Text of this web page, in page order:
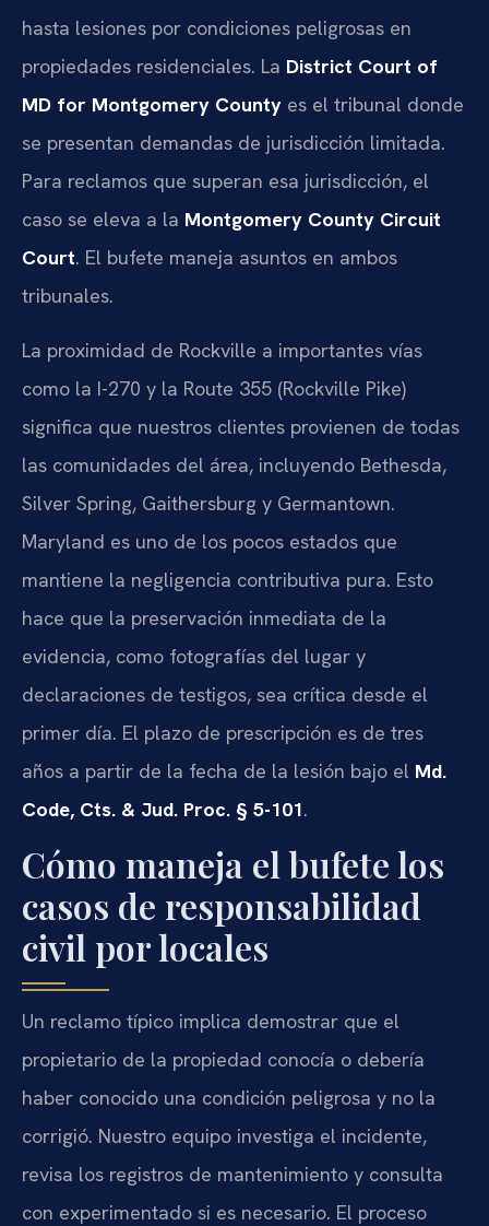
hasta lesiones por condiciones peligrosas en
propiedades residenciales. La District Court of
MD for Montgomery County es el tribunal donde
se presentan demandas de jurisdicción limitada.
Para reclamos que superan esa jurisdicción, el
caso se eleva a la Montgomery County Circuit
Court. El bufete maneja asuntos en ambos
tribunales.
La proximidad de Rockville a importantes vías
como la I-270 y la Route 355 (Rockville Pike)
significa que nuestros clientes provienen de todas
las comunidades del área, incluyendo Bethesda,
Silver Spring, Gaithersburg y Germantown.
Maryland es uno de los pocos estados que
mantiene la negligencia contributiva pura. Esto
hace que la preservación inmediata de la
evidencia, como fotografías del lugar y
declaraciones de testigos, sea crítica desde el
primer día. El plazo de prescripción es de tres
años a partir de la fecha de la lesión bajo el Md.
Code, Cts. & Jud. Proc. § 5-101.
Cómo maneja el bufete los
casos de responsabilidad
civil por locales
Un reclamo típico implica demostrar que el
propietario de la propiedad conocía o debería
haber conocido una condición peligrosa y no la
corrigió. Nuestro equipo investiga el incidente,
revisa los registros de mantenimiento y consulta
con experimentado si es necesario. El proceso